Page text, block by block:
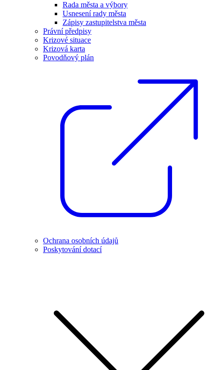
Rada města a výbory
Usnesení rady města
Zápisy zastupitelstva města
Právní předpisy
Krizové situace
Krizová karta
Povodňový plán
Ochrana osobních údajů
Poskytování dotací